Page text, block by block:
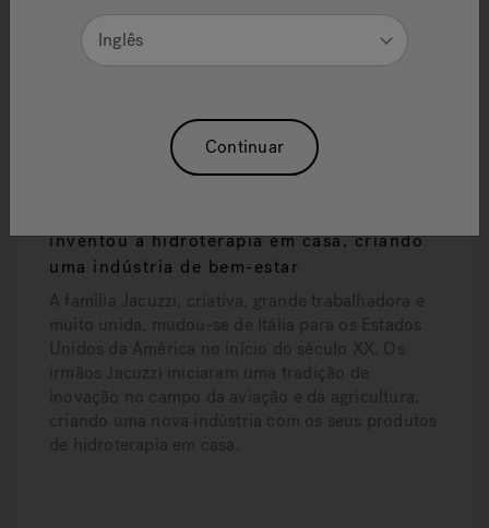
estes produtos sob a marca registada Jacuzzi®,
famosa em todo o mundo. Lendária pelo seu
desempenho, fiabilidade e uso fácil, estabelece os
inventou a hidroterapia em casa, criando
uma indústria de bem-estar
A família Jacuzzi, criativa, grande trabalhadora e
muito unida, mudou-se de Itália para os Estados
Unidos da América no início do século XX. Os
irmãos Jacuzzi iniciaram uma tradição de
inovação no campo da aviação e da agricultura,
criando uma nova indústria com os seus produtos
de hidroterapia em casa.
Inglês
Continuar